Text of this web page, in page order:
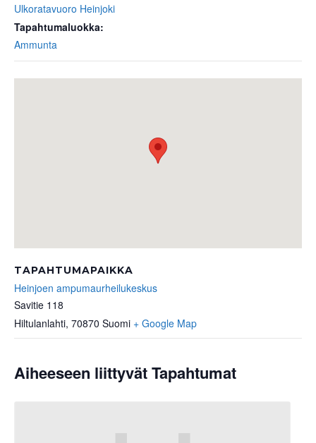
Ulkoratavuoro Heinjoki
Tapahtumaluokka:
Ammunta
TAPAHTUMAPAIKKA
Heinjoen ampumaurheilukeskus
Savitie 118
Hiltulanlahti, 70870 Suomi + Google Map
Aiheeseen liittyvät Tapahtumat